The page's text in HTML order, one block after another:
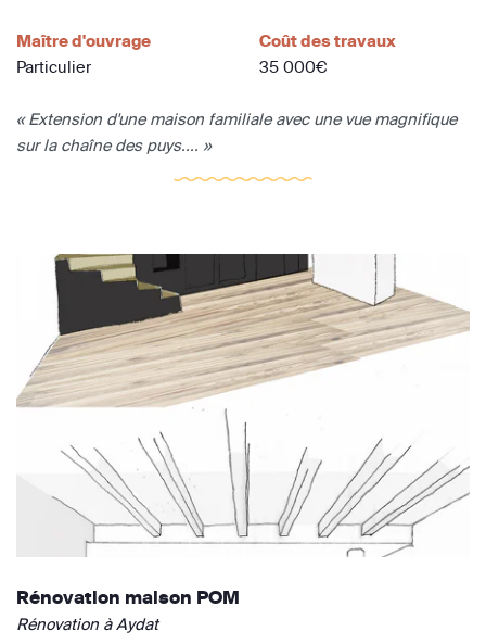
Maître d'ouvrage
Particulier
Coût des travaux
35 000€
« Extension d'une maison familiale avec une vue magnifique
sur la chaîne des puys.... »
Rénovation maison POM
Rénovation à Aydat